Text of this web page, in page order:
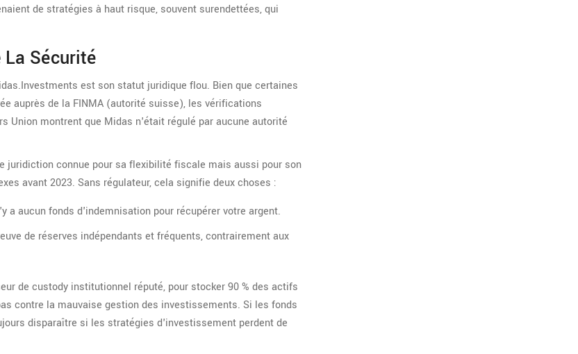
de stratégies à haut risque, souvent surendettées, qui
La Sécurité
est son statut juridique flou. Bien que certaines
auprès de la FINMA (autorité suisse), les vérifications
Union montrent que Midas n'était régulé par aucune autorité
juridiction connue pour sa flexibilité fiscale mais aussi pour son
avant 2023. Sans régulateur, cela signifie deux choses :
a aucun fonds d'indemnisation pour récupérer votre argent.
de réserves indépendants et fréquents, contrairement aux
de custody institutionnel réputé, pour stocker 90 % des actifs
contre la mauvaise gestion des investissements. Si les fonds
disparaître si les stratégies d'investissement perdent de